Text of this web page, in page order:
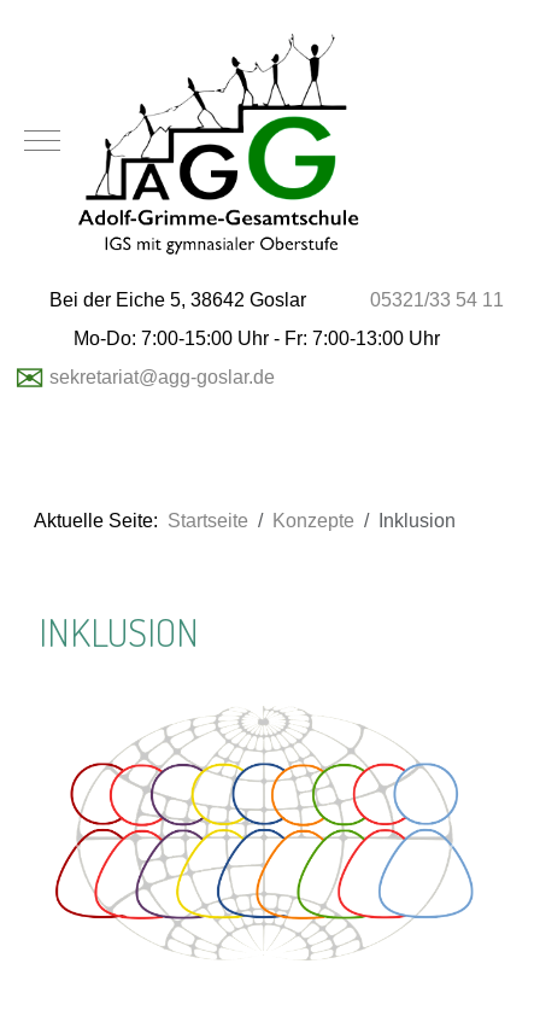
Mobile Menu Toggle
Bei der Eiche 5, 38642 Goslar
05321/33 54 11
Mo-Do: 7:00-15:00 Uhr - Fr: 7:00-13:00 Uhr
✉ sekretariat@agg-goslar.de
Aktuelle Seite: Startseite Konzepte Inklusion
INKLUSION
Zurück Weiter